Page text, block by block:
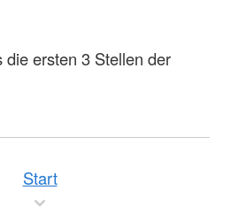
ersten 3 Stellen der
Start